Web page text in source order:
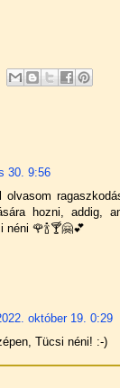
30. 9:56
olvasom
hozni, addig,
🌹🍾🍸🤗💕
október 19. 0:29
Tücsi néni! :-)